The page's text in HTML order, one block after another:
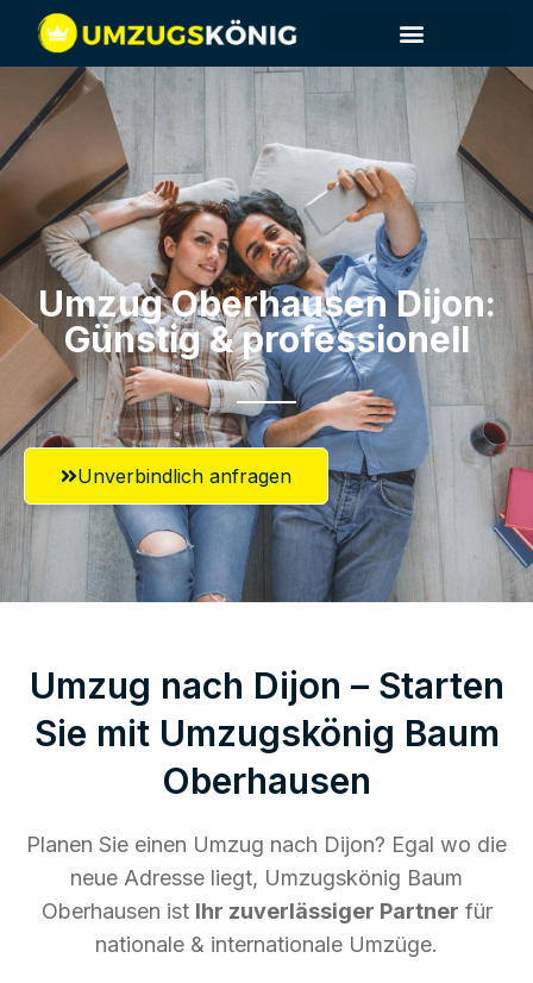
Umzug Oberhausen​ Dijon:
Günstig & professionell​
Unverbindlich anfragen
Umzug nach Dijon – Starten
Sie mit Umzugskönig Baum
Oberhausen
Planen Sie einen Umzug nach Dijon? Egal wo die
neue Adresse liegt, Umzugskönig Baum
Oberhausen ist Ihr zuverlässiger Partner für
nationale & internationale Umzüge.